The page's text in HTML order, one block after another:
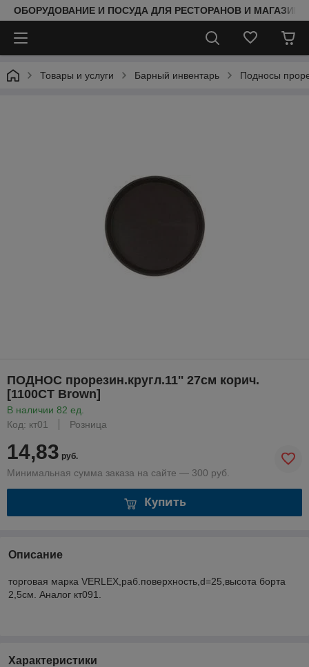
ОБОРУДОВАНИЕ И ПОСУДА ДЛЯ РЕСТОРАНОВ И
Товары и услуги Барный инвентарь Подносы
ПОДНОС прорезин.кругл.11'' 27см корич.
[1100CТ Brown]
В наличии 82 ед.
Код: кт01
Розница
14,83 руб.
Минимальная сумма заказа на сайте — 300 руб.
Купить
Описание
торговая марка VERLEX,раб.поверхность,d=25,высота борта
2,5см. Аналог кт091.
Характеристики